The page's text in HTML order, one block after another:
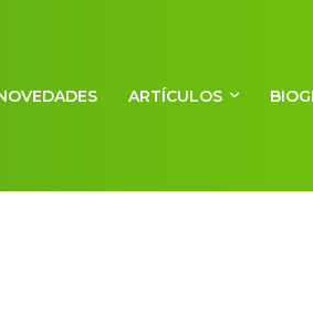
ARTÍCULOS